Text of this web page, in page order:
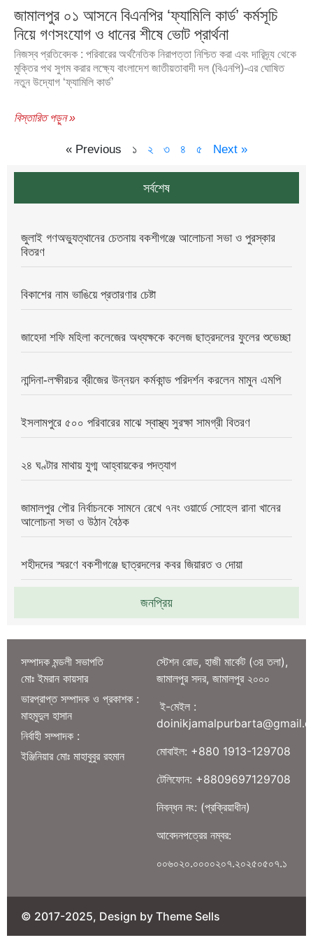
জামালপুর ০১ আসনে বিএনপির ‘ফ্যামিলি কার্ড’ কর্মসূচি
নিয়ে গণসংযোগ ও ধানের শীষে ভোট প্রার্থনা
নিজস্ব প্রতিবেদক : পরিবারের অর্থনৈতিক নিরাপত্তা নিশ্চিত করা এবং দারিদ্র্য থেকে
মুক্তির পথ সুগম করার লক্ষ্যে বাংলাদেশ জাতীয়তাবাদী দল (বিএনপি)-এর ঘোষিত
নতুন উদ্যোগ ‘ফ্যামিলি কার্ড’
বিস্তারিত পড়ুন »
« Previous ১ ২ ৩ ৪ ৫ Next »
সর্বশেষ
জনপ্রিয়
জুলাই গণঅভ্যুত্থানের চেতনায় বকশীগঞ্জে আলোচনা সভা ও পুরস্কার
বিতরণ
বিকাশের নাম ভাঙিয়ে প্রতারণার চেষ্টা
জাহেদা শফি মহিলা কলেজের অধ্যক্ষকে কলেজ ছাত্রদলের ফুলের শুভেচ্ছা
নান্দিনা-লক্ষীরচর ব্রীজের উন্নয়ন কর্মকান্ড পরিদর্শন করলেন মামুন এমপি
ইসলামপুরে ৫০০ পরিবারের মাঝে স্বাস্থ্য সুরক্ষা সামগ্রী বিতরণ
২৪ ঘণ্টার মাথায় যুগ্ম আহ্বায়কের পদত্যাগ
জামালপুর পৌর নির্বাচনকে সামনে রেখে ৭নং ওয়ার্ডে সোহেল রানা খানের
আলোচনা সভা ও উঠান বৈঠক
শহীদদের স্মরণে বকশীগঞ্জে ছাত্রদলের কবর জিয়ারত ও দোয়া
সম্পাদক মন্ডলী সভাপতি
মোঃ ইমরান কায়সার
ভারপ্রাপ্ত সম্পাদক ও প্রকাশক :
মাহমুদুল হাসান
নির্বাহী সম্পাদক :
ইঞ্জিনিয়ার মোঃ মাহাবুবুর রহমান
স্টেশন রোড, হাজী মার্কেট (৩য় তলা),
জামালপুর সদর, জামালপুর ২০০০
ই-মেইল :
মোবাইল: +880 1913-129708
টেলিফোন: +8809697129708
নিবন্ধন নং: (প্রক্রিয়াধীন)
আবেদনপত্রের নম্বর:
০০৬০২০.০০০০২০৭.২০২৫০৫০৭.১
© 2017-2025, Design by Theme Sells